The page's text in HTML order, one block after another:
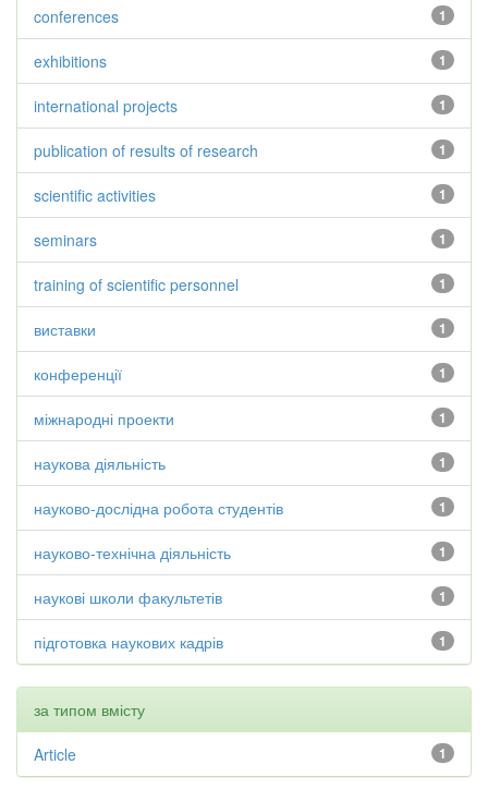
1
conferences
1
exhibitions
1
international projects
1
publication of results of research
1
scientific activities
1
seminars
1
training of scientific personnel
1
виставки
1
конференції
1
міжнародні проекти
1
наукова діяльність
1
науково-дослідна робота студентів
1
науково-технічна діяльність
1
наукові школи факультетів
1
підготовка наукових кадрів
за типом вмісту
1
Article